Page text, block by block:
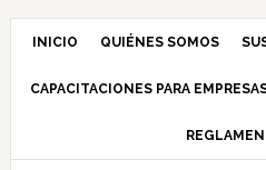
Saltar
navegación
Saltar
principal
Saltar
barra
principal
Saltar
INICIO QUIÉNES SOMOS
CAPACITACIONES PARA